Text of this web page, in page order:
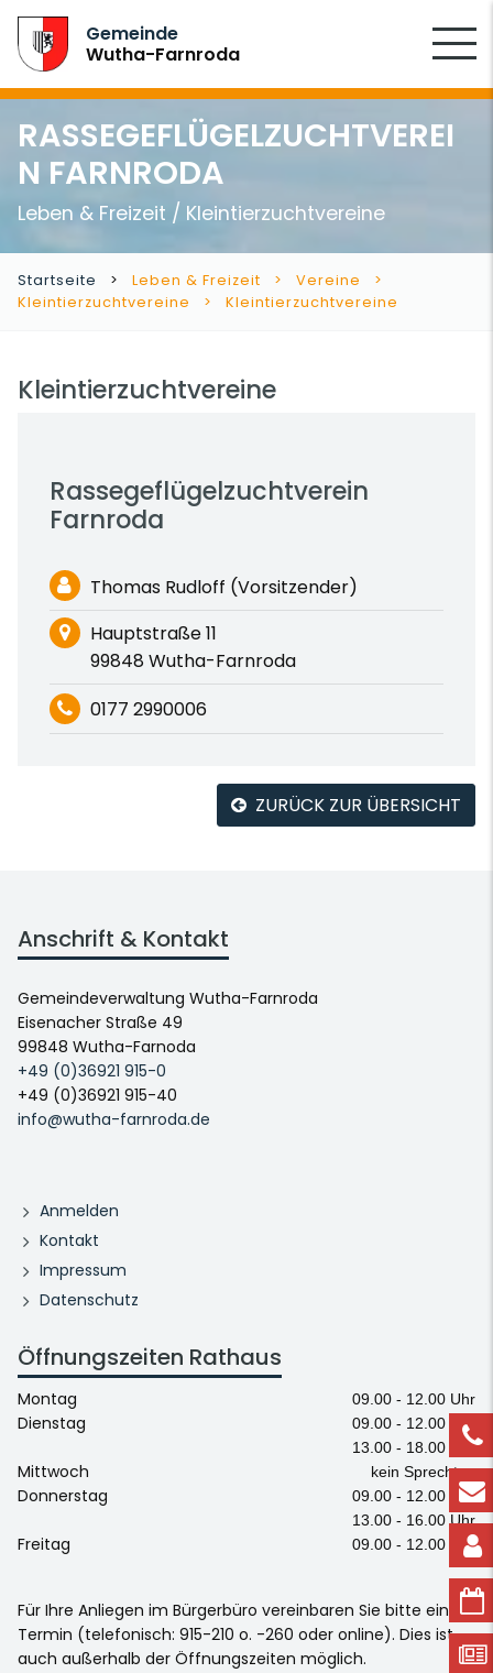
Gemeinde
Wutha-Farnroda
RASSEGEFLÜGELZUCHTVEREI
N FARNRODA
Leben & Freizeit / Kleintierzuchtvereine
Startseite Leben & Freizeit
Vereine
Kleintierzuchtvereine
Kleintierzuchtvereine
Kleintierzuchtvereine
Rassegeflügelzuchtverein
Farnroda
Thomas Rudloff (Vorsitzender)
Hauptstraße 11
99848 Wutha-Farnroda
0177 2990006
ZURÜCK ZUR ÜBERSICHT
Anschrift & Kontakt
Gemeindeverwaltung Wutha-Farnroda
Eisenacher Straße 49
99848 Wutha-Farnoda
+49 (0)36921 915-0
+49 (0)36921 915-40
info@wutha-farnroda.de
Anmelden
Kontakt
Impressum
Datenschutz
Öffnungszeiten Rathaus
Montag 09.00 - 12.00 Uhr
Dienstag
09.00 - 12.00 Uhr
13.00 - 18.00 Uhr
Mittwoch kein Sprechtag
Donnerstag
09.00 - 12.00 Uhr
13.00 - 16.00 Uhr
Freitag 09.00 - 12.00 Uhr
Für Ihre Anliegen im Bürgerbüro vereinbaren Sie bitte einen
Termin (telefonisch: 915-210 o. -260 oder online). Dies ist
auch außerhalb der Öffnungszeiten möglich.